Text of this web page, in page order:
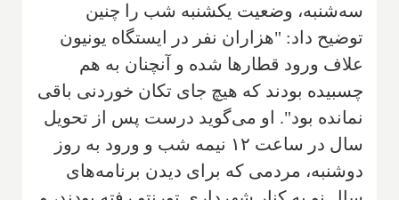
سه‌شنبه، وضعیت یکشنبه شب را چنین
توضیح داد: "هزاران نفر در ایستگاه یونیون
علاف ورود قطارها شده و آنچنان به هم
چسبیده بودند که هیچ جای تکان خوردنی باقی
نمانده بود". او می‌گوید درست پس از تحویل
سال در ساعت ۱۲ نیمه شب و ورود به روز
دوشنبه، مردمی که برای دیدن برنامه‌های